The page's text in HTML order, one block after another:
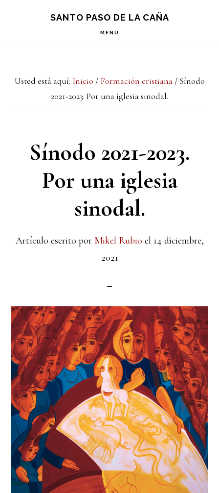
principal
SANTO PASO DE LA CAÑA
MENU
Usted está aquí: Inicio / Formación cristiana /Sínodo
2021-2023. Por una iglesia sinodal.
Sínodo 2021-2023.
Por una iglesia
sinodal.
Artículo escrito por Mikel Rubio el 14 diciembre,
2021